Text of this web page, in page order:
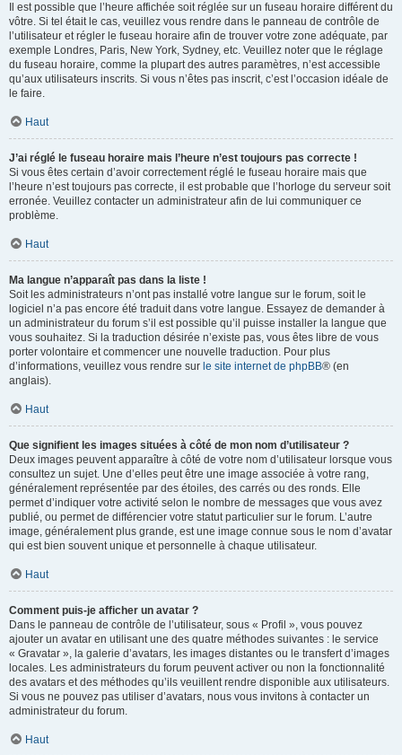
Il est possible que l’heure affichée soit réglée sur un fuseau horaire différent du
vôtre. Si tel était le cas, veuillez vous rendre dans le panneau de contrôle de
l’utilisateur et régler le fuseau horaire afin de trouver votre zone adéquate, par
exemple Londres, Paris, New York, Sydney, etc. Veuillez noter que le réglage
du fuseau horaire, comme la plupart des autres paramètres, n’est accessible
qu’aux utilisateurs inscrits. Si vous n’êtes pas inscrit, c’est l’occasion idéale de
le faire.
Haut
J’ai réglé le fuseau horaire mais l’heure n’est toujours pas correcte !
Si vous êtes certain d’avoir correctement réglé le fuseau horaire mais que
l’heure n’est toujours pas correcte, il est probable que l’horloge du serveur soit
erronée. Veuillez contacter un administrateur afin de lui communiquer ce
problème.
Haut
Ma langue n’apparaît pas dans la liste !
Soit les administrateurs n’ont pas installé votre langue sur le forum, soit le
logiciel n’a pas encore été traduit dans votre langue. Essayez de demander à
un administrateur du forum s’il est possible qu’il puisse installer la langue que
vous souhaitez. Si la traduction désirée n’existe pas, vous êtes libre de vous
porter volontaire et commencer une nouvelle traduction. Pour plus
d’informations, veuillez vous rendre sur le site internet de phpBB® (en
anglais).
Haut
Que signifient les images situées à côté de mon nom d’utilisateur ?
Deux images peuvent apparaître à côté de votre nom d’utilisateur lorsque vous
consultez un sujet. Une d’elles peut être une image associée à votre rang,
généralement représentée par des étoiles, des carrés ou des ronds. Elle
permet d’indiquer votre activité selon le nombre de messages que vous avez
publié, ou permet de différencier votre statut particulier sur le forum. L’autre
image, généralement plus grande, est une image connue sous le nom d’avatar
qui est bien souvent unique et personnelle à chaque utilisateur.
Haut
Comment puis-je afficher un avatar ?
Dans le panneau de contrôle de l’utilisateur, sous « Profil », vous pouvez
ajouter un avatar en utilisant une des quatre méthodes suivantes : le service
« Gravatar », la galerie d’avatars, les images distantes ou le transfert d’images
locales. Les administrateurs du forum peuvent activer ou non la fonctionnalité
des avatars et des méthodes qu’ils veuillent rendre disponible aux utilisateurs.
Si vous ne pouvez pas utiliser d’avatars, nous vous invitons à contacter un
administrateur du forum.
Haut